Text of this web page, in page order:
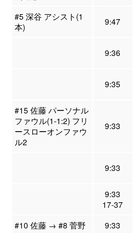
#5 深谷 アシスト(1
本)
9:47
9:36
9:35
#15 佐藤 パーソナル
ファウル(1-1:2) フリ
ースローオンファウ
ル2
9:33
9:33
9:33
17-37
#10 佐藤 → #8 菅野
9:33